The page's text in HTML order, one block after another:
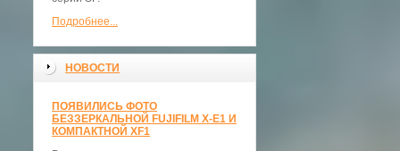
Подробнее...
НОВОСТИ
ПОЯВИЛИСЬ ФОТО
БЕЗЗЕРКАЛЬНОЙ FUJIFILM X-E1 И
КОМПАКТНОЙ XF1